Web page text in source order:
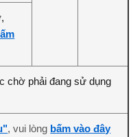
chờ phải đang sử dụng
, vui lòng bấm vào đây